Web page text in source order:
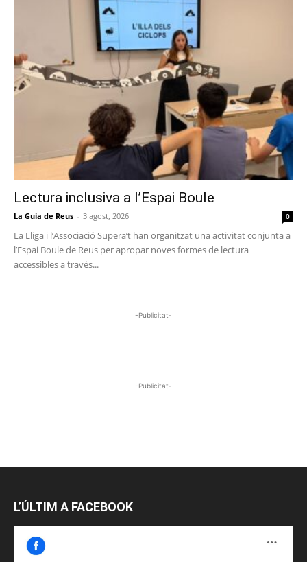
Lectura inclusiva a l’Espai Boule
La Guia de Reus - 3 agost, 2026 0
La Lliga i l’Associació Supera’t han organitzat una activitat conjunta a
l’Espai Boule de Reus per apropar noves formes de lectura
accessibles a través...
-Publicitat-
-Publicitat-
L’ÚLTIM A FACEBOOK